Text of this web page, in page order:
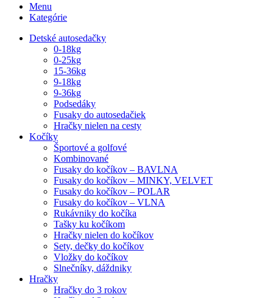
Menu
Kategórie
Detské autosedačky
0-18kg
0-25kg
15-36kg
9-18kg
9-36kg
Podsedáky
Fusaky do autosedačiek
Hračky nielen na cesty
Kočíky
Športové a golfové
Kombinované
Fusaky do kočíkov – BAVLNA
Fusaky do kočíkov – MINKY, VELVET
Fusaky do kočíkov – POLAR
Fusaky do kočíkov – VLNA
Rukávniky do kočíka
Tašky ku kočíkom
Hračky nielen do kočíkov
Sety, dečky do kočíkov
Vložky do kočíkov
Slnečníky, dáždniky
Hračky
Hračky do 3 rokov